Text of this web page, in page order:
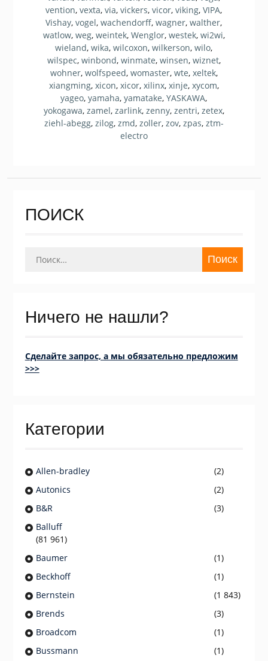
vention,vexta,via,vickers,vicor,viking,VIPA,
Vishay,vogel,wachendorff,wagner,walther,
watlow, weg, weintek, Wenglor, westek, wi2wi,
wieland,wika,wilcoxon,wilkerson,wilo,
wilspec, winbond, winmate, winsen, wiznet,
wohner, wolfspeed, womaster, wte, xeltek,
xiangming, xicon, xicor, xilinx, xinje, xycom,
yageo,yamaha,yamatake,YASKAWA,
yokogawa, zamel, zarlink, zenny, zentri, zetex,
ziehl-abegg, zilog, zmd, zoller, zov, zpas, ztm-
electro
ПОИСК
Ничего не нашли?
Сделайте запрос, а мы обязательно предложим
>>>
Категории
Allen-bradley
(2)
Autonics
(2)
B&R
(3)
Balluff
(81 961)
Baumer
(1)
Beckhoff
(1)
Bernstein
(1 843)
Brends
(3)
Broadcom
(1)
Bussmann
(1)